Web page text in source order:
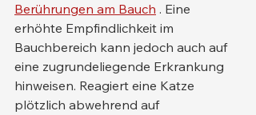
Berührungen am Bauch . Eine
erhöhte Empfindlichkeit im
Bauchbereich kann jedoch auch auf
eine zugrundeliegende Erkrankung
hinweisen. Reagiert eine Katze
plötzlich abwehrend auf